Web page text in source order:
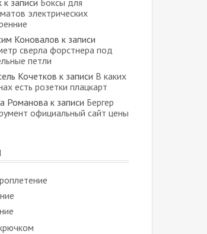
к записи Боксы для
электрических
Коновалов к записи
сверла форстнера под
петли
Кочетков к записи В каких
есть розетки плацкарт
Романовак записи Бергер
официальный сайт цены